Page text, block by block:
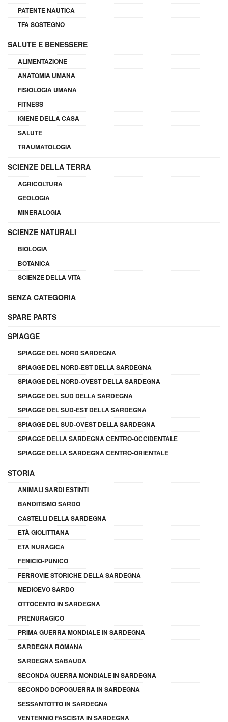
PATENTE NAUTICA
TFA SOSTEGNO
SALUTE E BENESSERE
ALIMENTAZIONE
ANATOMIA UMANA
FISIOLOGIA UMANA
FITNESS
IGIENE DELLA CASA
SALUTE
TRAUMATOLOGIA
SCIENZE DELLA TERRA
AGRICOLTURA
GEOLOGIA
MINERALOGIA
SCIENZE NATURALI
BIOLOGIA
BOTANICA
SCIENZE DELLA VITA
SENZA CATEGORIA
SPARE PARTS
SPIAGGE
SPIAGGE DEL NORD SARDEGNA
SPIAGGE DEL NORD-EST DELLA SARDEGNA
SPIAGGE DEL NORD-OVEST DELLA SARDEGNA
SPIAGGE DEL SUD DELLA SARDEGNA
SPIAGGE DEL SUD-EST DELLA SARDEGNA
SPIAGGE DEL SUD-OVEST DELLA SARDEGNA
SPIAGGE DELLA SARDEGNA CENTRO-OCCIDENTALE
SPIAGGE DELLA SARDEGNA CENTRO-ORIENTALE
STORIA
ANIMALI SARDI ESTINTI
BANDITISMO SARDO
CASTELLI DELLA SARDEGNA
ETÀ GIOLITTIANA
ETÀ NURAGICA
FENICIO-PUNICO
FERROVIE STORICHE DELLA SARDEGNA
MEDIOEVO SARDO
OTTOCENTO IN SARDEGNA
PRENURAGICO
PRIMA GUERRA MONDIALE IN SARDEGNA
SARDEGNA ROMANA
SARDEGNA SABAUDA
SECONDA GUERRA MONDIALE IN SARDEGNA
SECONDO DOPOGUERRA IN SARDEGNA
SESSANTOTTO IN SARDEGNA
VENTENNIO FASCISTA IN SARDEGNA